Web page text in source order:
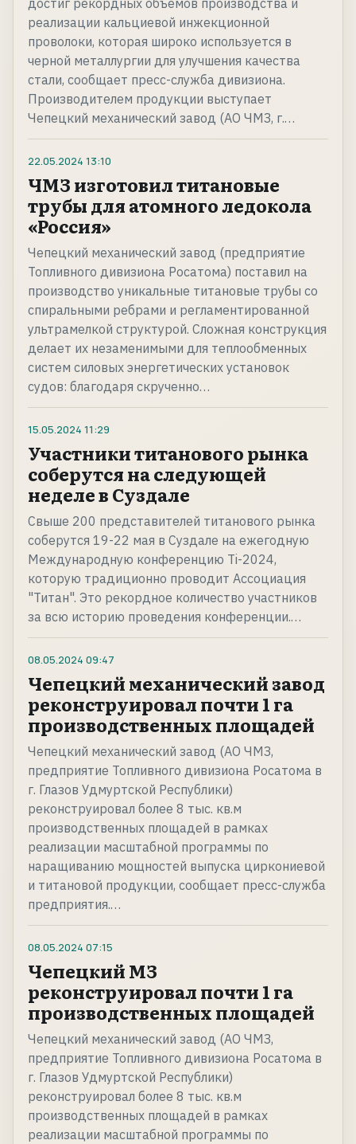
достиг рекордных объемов производства и
реализации кальциевой инжекционной
проволоки, которая широко используется в
черной металлургии для улучшения качества
стали, сообщает пресс-служба дивизиона.
Производителем продукции выступает
Чепецкий механический завод (АО ЧМЗ, г.…
22.05.2024 13:10
ЧМЗ изготовил титановые
трубы для атомного ледокола
«Россия»
Чепецкий механический завод (предприятие
Топливного дивизиона Росатома) поставил на
производство уникальные титановые трубы со
спиральными ребрами и регламентированной
ультрамелкой структурой. Сложная конструкция
делает их незаменимыми для теплообменных
систем силовых энергетических установок
судов: благодаря скрученно…
15.05.2024 11:29
Участники титанового рынка
соберутся на следующей
неделе в Суздале
Свыше 200 представителей титанового рынка
соберутся 19-22 мая в Суздале на ежегодную
Международную конференцию Ti-2024,
которую традиционно проводит Ассоциация
"Титан". Это рекордное количество участников
за всю историю проведения конференции.…
08.05.2024 09:47
Чепецкий механический завод
реконструировал почти 1 га
производственных площадей
Чепецкий механический завод (АО ЧМЗ,
предприятие Топливного дивизиона Росатома в
г. Глазов Удмуртской Республики)
реконструировал более 8 тыс. кв.м
производственных площадей в рамках
реализации масштабной программы по
наращиванию мощностей выпуска циркониевой
и титановой продукции, сообщает пресс-служба
предприятия.…
08.05.2024 07:15
Чепецкий МЗ
реконструировал почти 1 га
производственных площадей
Чепецкий механический завод (АО ЧМЗ,
предприятие Топливного дивизиона Росатома в
г. Глазов Удмуртской Республики)
реконструировал более 8 тыс. кв.м
производственных площадей в рамках
реализации масштабной программы по